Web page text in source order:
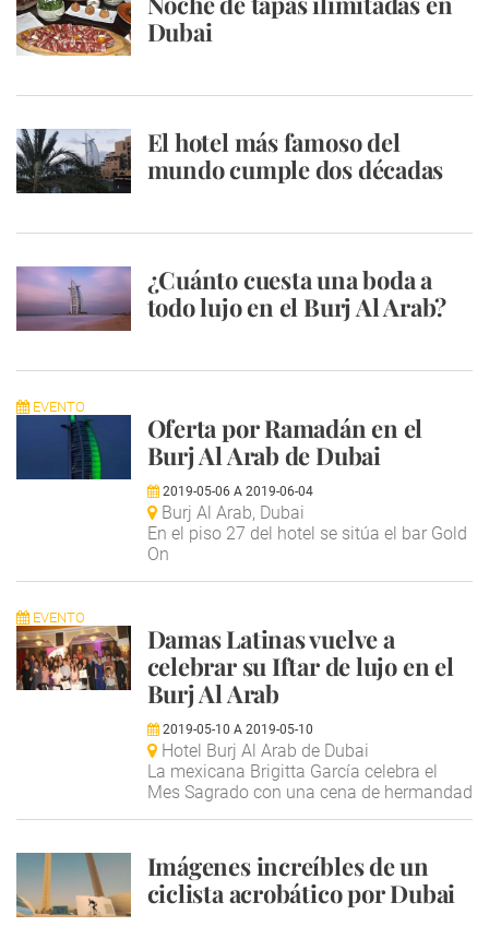
Dubai
El hotel más famoso del
mundo cumple dos décadas
¿Cuánto cuesta una boda a
todo lujo en el Burj Al Arab?
EVENTO
Oferta por Ramadán en el
Burj Al Arab de Dubai
2019-05-06 A 2019-06-04
Burj Al Arab, Dubai
En el piso 27 del hotel se sitúa el bar Gold
On
EVENTO
Damas Latinas vuelve a
celebrar su Iftar de lujo en el
Burj Al Arab
2019-05-10 A 2019-05-10
Hotel Burj Al Arab de Dubai
La mexicana Brigitta García celebra el
Mes Sagrado con una cena de hermandad
Imágenes increíbles de un
ciclista acrobático por Dubai